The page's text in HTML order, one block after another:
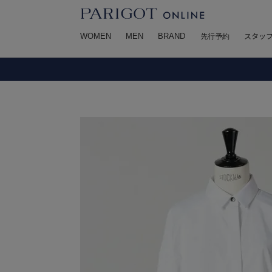
WOMEN MEN BRAND 先行予約 スタッ